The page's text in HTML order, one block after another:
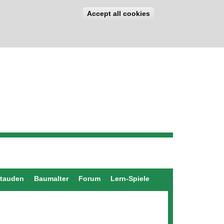
Accept all cookies
Baumalter Forum Lern-Spiele